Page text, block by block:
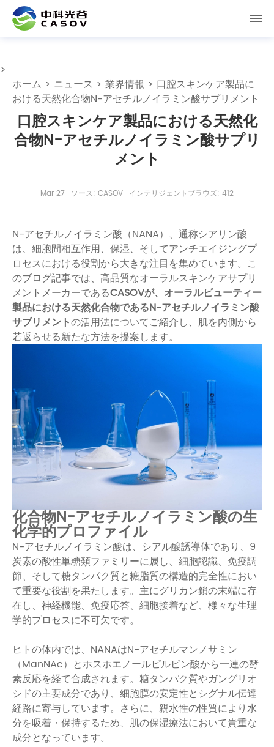
>
ホーム > ニュース > 業界情報 > 口腔スキンケア製品に
おける天然化合物N-アセチルノイラミン酸サプリメント
口腔スキンケア製品における天然化
合物N-アセチルノイラミン酸サプリ
メント
Mar 27 ソース: CASOV インテリジェントブラウズ: 412
N-アセチルノイラミン酸（NANA）、通称シアリン酸
は、細胞間相互作用、保湿、そしてアンチエイジングプ
ロセスにおける役割から大きな注目を集めています。こ
のブログ記事では、 高品質なオーラルスキンケアサプリ
メントメーカーであるCASOVが、オーラルビューティー
製品における天然化合物であるN-アセチルノイラミン酸
サプリメントの活用法についてご紹介し、肌を内側から
若返らせる新たな方法を提案します。
化合物N-アセチルノイラミン酸の生
化学的プロファイル
N-アセチルノイラミン酸は、シアル酸誘導体であり、9
炭素の酸性単糖類ファミリーに属し、細胞認識、免疫調
節、そして糖タンパク質と糖脂質の構造的完全性におい
て重要な役割を果たします。主にグリカン鎖の末端に存
在し、神経機能、免疫応答、細胞接着など、様々な生理
学的プロセスに不可欠です。
ヒトの体内では、NANAはN-アセチルマンノサミン
（ManNAc）とホスホエノールピルビン酸から一連の酵
素反応を経て合成されます。糖タンパク質やガングリオ
シドの主要成分であり、細胞膜の安定性とシグナル伝達
経路に寄与しています。さらに、親水性の性質により水
分を吸着・保持するため、肌の保湿療法において貴重な
成分となっています。